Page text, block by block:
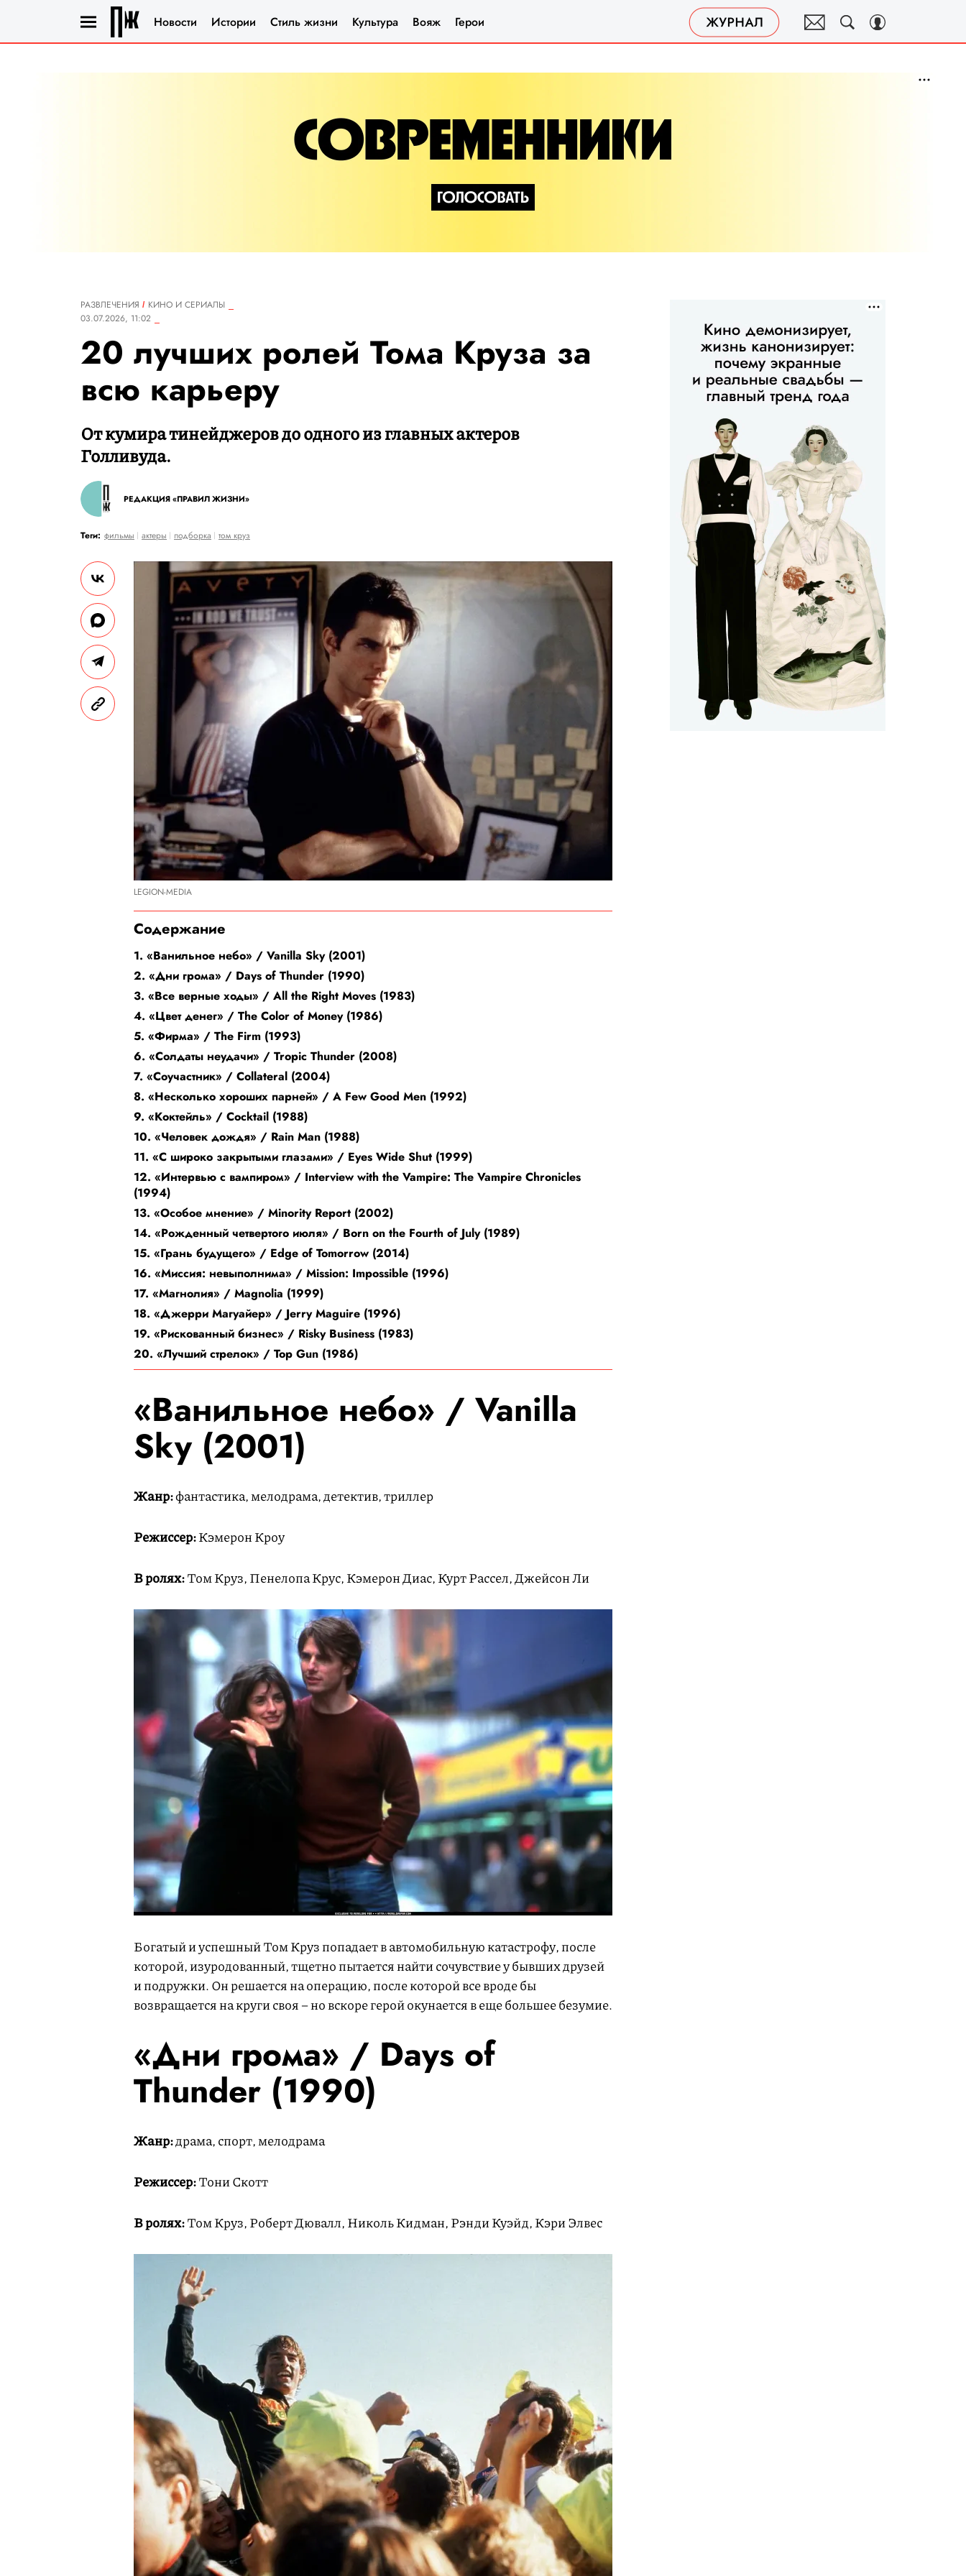
Новости Истории Стиль жизни Культура Вояж Герои
РАЗВЛЕЧЕНИЯ
КИНО И СЕРИАЛЫ
03.07.2026, 11:02
20 лучших ролей Тома Круза за
всю карьеру
От кумира тинейджеров до одного из главных актеров
Голливуда.
РЕДАКЦИЯ «ПРАВИЛ ЖИЗНИ»
Теги: фильмы актеры подборка том круз
LEGION-MEDIA
Содержание
1. «Ванильное небо» / Vanilla Sky (2001)
2. «Дни грома» / Days of Thunder (1990)
3. «Все верные ходы» / All the Right Moves (1983)
4. «Цвет денег» / The Color of Money (1986)
5. «Фирма» / The Firm (1993)
6. «Солдаты неудачи» / Tropic Thunder (2008)
7. «Соучастник» / Collateral (2004)
8. «Несколько хороших парней» / A Few Good Men (1992)
9. «Коктейль» / Cocktail (1988)
10. «Человек дождя» / Rain Man (1988)
11. «С широко закрытыми глазами» / Eyes Wide Shut (1999)
12. «Интервью с вампиром» / Interview with the Vampire: The Vampire Chronicles
(1994)
13. «Особое мнение» / Minority Report (2002)
14. «Рожденный четвертого июля» / Born on the Fourth of July (1989)
15. «Грань будущего» / Edge of Tomorrow (2014)
16. «Миссия: невыполнима» / Mission: Impossible (1996)
17. «Магнолия» / Magnolia (1999)
18. «Джерри Магуайер» / Jerry Maguire (1996)
19. «Рискованный бизнес» / Risky Business (1983)
20. «Лучший стрелок» / Top Gun (1986)
«Ванильное небо» / Vanilla
Sky (2001)
Жанр:фантастика, мелодрама, детектив, триллер
Режиссер:Кэмерон Кроу
В ролях:Том Круз, Пенелопа Крус, Кэмерон Диас, Курт Рассел, Джейсон Ли
Богатый и успешный Том Круз попадает в автомобильную катастрофу, после
которой, изуродованный, тщетно пытается найти сочувствие у бывших друзей
и подружки. Он решается на операцию, после которой все вроде бы
возвращается на круги своя – но вскоре герой окунается в еще большее безумие.
«Дни грома» / Days of
Thunder (1990)
Жанр:драма, спорт, мелодрама
Режиссер:Тони Скотт
В ролях:Том Круз, Роберт Дювалл, Николь Кидман, Рэнди Куэйд, Кэри Элвес